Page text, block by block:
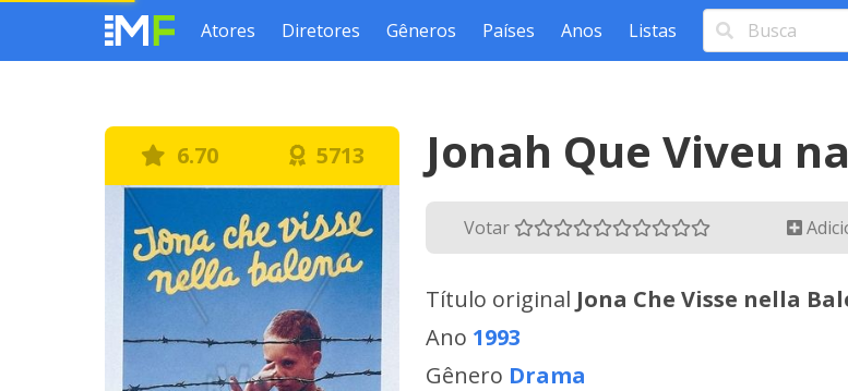
Atores Diretores Gêneros Países Anos Listas
6.70 5713 Jonah Que Viveu
Votar
Título original Jona Che Visse nella
Ano 1993
Gênero Drama